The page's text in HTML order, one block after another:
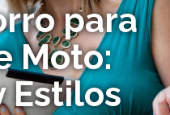
para
Moto:
Estilos